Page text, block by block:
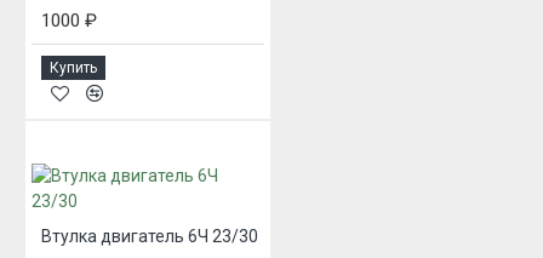
1000 ₽
Купить
Втулка двигатель 6Ч 23/30